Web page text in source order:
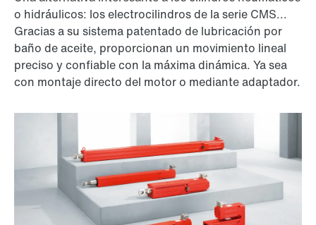
o hidráulicos: los electrocilindros de la serie CMS...
Gracias a su sistema patentado de lubricación por
baño de aceite, proporcionan un movimiento lineal
preciso y confiable con la máxima dinámica. Ya sea
con montaje directo del motor o mediante adaptador.